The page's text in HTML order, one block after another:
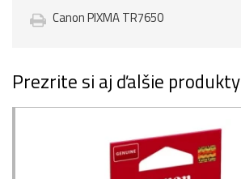
Canon PIXMA TR7650
Prezrite si aj ďalšie produkty